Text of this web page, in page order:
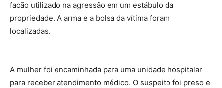
facão utilizado na agressão em um estábulo da
propriedade. A arma e a bolsa da vítima foram
localizadas.
A mulher foi encaminhada para uma unidade hospitalar
para receber atendimento médico. O suspeito foi preso e